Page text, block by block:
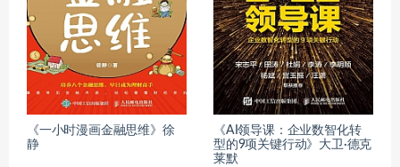
《一小时漫画金融思维》徐
静
《AI领导课：企业数智化转
型的9项关键行动》大卫·德克
莱默